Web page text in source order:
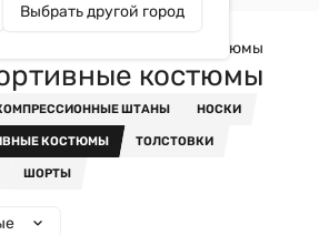
Выбрать другой город
Детские спортивные костюмы
костюмы
ШТАНЫ НОСКИ
КОСТЮМЫ ТОЛСТОВКИ
ШОРТЫ